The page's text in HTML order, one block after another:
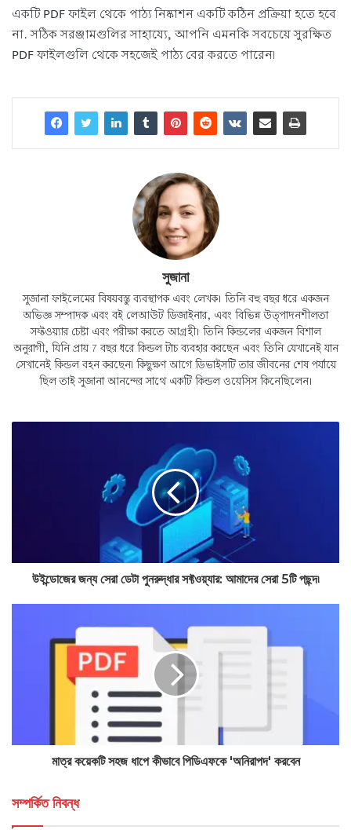
একটি PDF ফাইল থেকে পাঠ্য নিষ্কাশন একটি কঠিন প্রক্রিয়া হতে হবে
না. সঠিক সরঞ্জামগুলির সাহায্যে, আপনি এমনকি সবচেয়ে সুরক্ষিত
PDF ফাইলগুলি থেকে সহজেই পাঠ্য বের করতে পারেন৷
সুজানা
সুজানা ফাইলেমের বিষয়বস্তু ব্যবস্থাপক এবং লেখক। তিনি বহু বছর ধরে একজন
অভিজ্ঞ সম্পাদক এবং বই লেআউট ডিজাইনার, এবং বিভিন্ন উত্পাদনশীলতা
সফ্টওয়্যার চেষ্টা এবং পরীক্ষা করতে আগ্রহী। তিনি কিন্ডলের একজন বিশাল
অনুরাগী, যিনি প্রায় 7 বছর ধরে কিন্ডল টাচ ব্যবহার করছেন এবং তিনি যেখানেই যান
সেখানেই কিন্ডল বহন করছেন৷ কিছুক্ষণ আগে ডিভাইসটি তার জীবনের শেষ পর্যায়ে
ছিল তাই সুজানা আনন্দের সাথে একটি কিন্ডল ওয়েসিস কিনেছিলেন।
উইন্ডোজের জন্য সেরা ডেটা পুনরুদ্ধার সফ্টওয়্যার: আমাদের সেরা 5টি পছন্দ৷
মাত্র কয়েকটি সহজ ধাপে কীভাবে পিডিএফকে 'অনিরাপদ' করবেন
সম্পর্কিত নিবন্ধ